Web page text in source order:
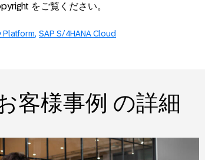
をご覧ください。
Platform SAP S/4HANA Cloud
客様事例 の詳細